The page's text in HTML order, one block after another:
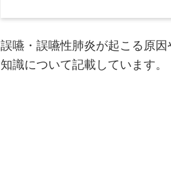
誤嚥・誤嚥性肺炎が起こる原因
知識について記載しています。